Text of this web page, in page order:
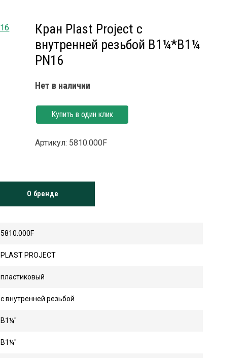
Кран Plast Project с
внутренней резьбой В1¼*В1¼
PN16
Нет в наличии
Купить в один клик
Артикул: 5810.000F
О бренде
5810.000F
PLAST PROJECT
пластиковый
с внутренней резьбой
В1¼"
В1¼"